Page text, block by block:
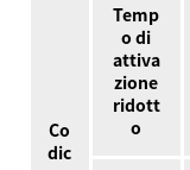
Co
dic
Temp
o di
attiva
zione
ridott
o